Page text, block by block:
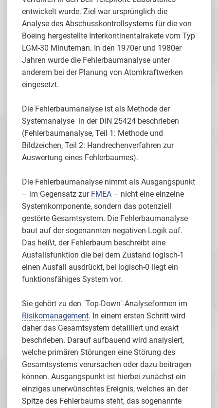
entwickelt wurde. Ziel war ursprünglich die
Analyse des Abschusskontrollsystems für die von
Boeing hergestellte Interkontinentalrakete vom Typ
LGM-30 Minuteman. In den 1970er und 1980er
Jahren wurde die Fehlerbaumanalyse unter
anderem bei der Planung von Atomkraftwerken
eingesetzt.
Die Fehlerbaumanalyse ist als Methode der
Systemanalyse in der DIN 25424 beschrieben
(Fehlerbaumanalyse, Teil 1: Methode und
Bildzeichen, Teil 2: Handrechenverfahren zur
Auswertung eines Fehlerbaumes).
Die Fehlerbaumanalyse nimmt als Ausgangspunkt
– im Gegensatz zur FMEA – nicht eine einzelne
Systemkomponente, sondern das potenziell
gestörte Gesamtsystem. Die Fehlerbaumanalyse
baut auf der sogenannten negativen Logik auf.
Das heißt, der Fehlerbaum beschreibt eine
Ausfallsfunktion die bei dem Zustand logisch-1
einen Ausfall ausdrückt, bei logisch-0 liegt ein
funktionsfähiges System vor.
Sie gehört zu den "Top-Down"-Analyseformen im
Risikomanagement. In einem ersten Schritt wird
daher das Gesamtsystem detailliert und exakt
beschrieben. Darauf aufbauend wird analysiert,
welche primären Störungen eine Störung des
Gesamtsystems verursachen oder dazu beitragen
können. Ausgangspunkt ist hierbei zunächst ein
einziges unerwünschtes Ereignis, welches an der
Spitze des Fehlerbaums steht, das sogenannte